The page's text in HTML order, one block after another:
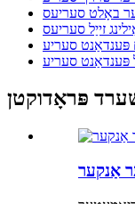
באָלט סעריעס
זייַל סעריעס
פּענדאַנט סעריע
סעריע
פּראָדוקטן
אַנקער